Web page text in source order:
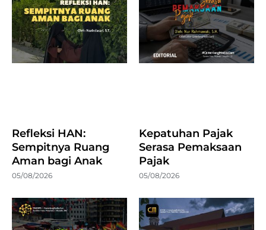
Refleksi HAN:
Sempitnya Ruang
Aman bagi Anak
05/08/2026
Kepatuhan Pajak
Serasa Pemaksaan
Pajak
05/08/2026